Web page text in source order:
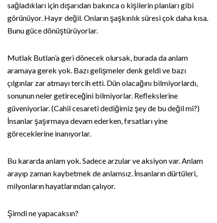
sağladıkları için dışarıdan bakınca o kişilerin planları gibi
görünüyor. Hayır değil. Onların şaşkınlık süresi çok daha kısa.
Bunu güce dönüştürüyorlar.
Mutlak Butlan’a geri dönecek olursak, burada da anlam
aramaya gerek yok. Bazı gelişmeler denk geldi ve bazı
çılgınlar zar atmayı tercih etti. Dün olacağını bilmiyorlardı,
sonunun neler getireceğini bilmiyorlar. Reflekslerine
güveniyorlar. (Cahil cesareti dediğimiz şey de bu değil mi?)
İnsanlar şaşırmaya devam ederken, fırsatları yine
göreceklerine inanıyorlar.
Bu kararda anlam yok. Sadece arzular ve aksiyon var. Anlam
arayıp zaman kaybetmek de anlamsız. İnsanların dürtüleri,
milyonların hayatlarından çalıyor.
Şimdi ne yapacaksın?